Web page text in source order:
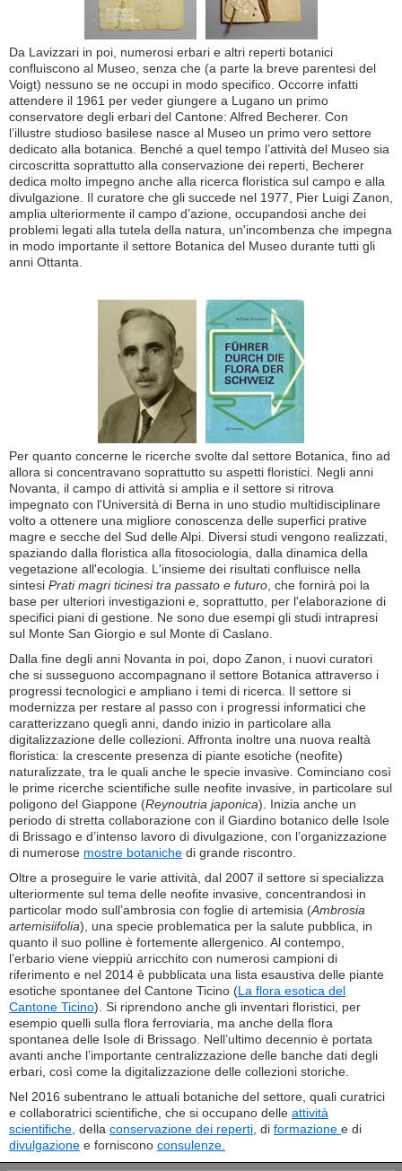
Da Lavizzari in poi, numerosi erbari e altri reperti botanici
confluiscono al Museo, senza che (a parte la breve parentesi del
Voigt) nessuno se ne occupi in modo specifico. Occorre infatti
attendere il 1961 per veder giungere a Lugano un primo
conservatore degli erbari del Cantone: Alfred Becherer. Con
l’illustre studioso basilese nasce al Museo un primo vero settore
dedicato alla botanica. Benché a quel tempo l’attività del Museo sia
circoscritta soprattutto alla conservazione dei reperti, Becherer
dedica molto impegno anche alla ricerca floristica sul campo e alla
divulgazione. Il curatore che gli succede nel 1977, Pier Luigi Zanon,
amplia ulteriormente il campo d’azione, occupandosi anche dei
problemi legati alla tutela della natura, un'incombenza che impegna
in modo importante il settore Botanica del Museo durante tutti gli
anni Ottanta.
Per quanto concerne le ricerche svolte dal settore Botanica, fino ad
allora si concentravano soprattutto su aspetti floristici. Negli anni
Novanta, il campo di attività si amplia e il settore si ritrova
impegnato con l'Università di Berna in uno studio multidisciplinare
volto a ottenere una migliore conoscenza delle superfici prative
magre e secche del Sud delle Alpi. Diversi studi vengono realizzati,
spaziando dalla floristica alla fitosociologia, dalla dinamica della
vegetazione all'ecologia. L'insieme dei risultati confluisce nella
sintesi Prati magri ticinesi tra passato e futuro , che fornirà poi la
base per ulteriori investigazioni e, soprattutto, per l'elaborazione di
specifici piani di gestione. Ne sono due esempi gli studi intrapresi
sul Monte San Giorgio e sul Monte di Caslano.
Dalla fine degli anni Novanta in poi, dopo Zanon, i nuovi curatori
che si susseguono accompagnano il settore Botanica attraverso i
progressi tecnologici e ampliano i temi di ricerca. Il settore si
modernizza per restare al passo con i progressi informatici che
caratterizzano quegli anni, dando inizio in particolare alla
digitalizzazione delle collezioni. Affronta inoltre una nuova realtà
floristica: la crescente presenza di piante esotiche (neofite)
naturalizzate, tra le quali anche le specie invasive. Cominciano così
le prime ricerche scientifiche sulle neofite invasive, in particolare sul
poligono del Giappone (Reynoutria japonica). Inizia anche un
periodo di stretta collaborazione con il Giardino botanico delle Isole
di Brissago e d’intenso lavoro di divulgazione, con l’organizzazione
di numerose mostre botaniche di grande riscontro.
Oltre a proseguire le varie attività, dal 2007 il settore si specializza
ulteriormente sul tema delle neofite invasive, concentrandosi in
particolar modo sull’ambrosia con foglie di artemisia (Ambrosia
artemisiifolia), una specie problematica per la salute pubblica, in
quanto il suo polline è fortemente allergenico. Al contempo,
l’erbario viene vieppiù arricchito con numerosi campioni di
riferimento e nel 2014 è pubblicata una lista esaustiva delle piante
esotiche spontanee del Cantone Ticino (La flora esotica del
Cantone Ticino). Si riprendono anche gli inventari floristici, per
esempio quelli sulla flora ferroviaria, ma anche della flora
spontanea delle Isole di Brissago. Nell’ultimo decennio è portata
avanti anche l’importante centralizzazione delle banche dati degli
erbari, così come la digitalizzazione delle collezioni storiche.
Nel 2016 subentrano le attuali botaniche del settore, quali curatrici
e collaboratrici scientifiche, che si occupano delle attività
scientifiche , della conservazione dei reperti , di formazione e di
divulgazione e forniscono consulenze.